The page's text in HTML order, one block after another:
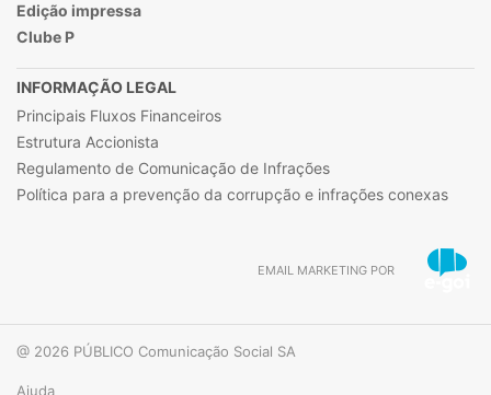
Edição impressa
Clube P
INFORMAÇÃO LEGAL
Principais Fluxos Financeiros
Estrutura Accionista
Regulamento de Comunicação de Infrações
Política para a prevenção da corrupção e infrações conexas
EMAIL MARKETING POR
@ 2026 PÚBLICO Comunicação Social SA
Ajuda